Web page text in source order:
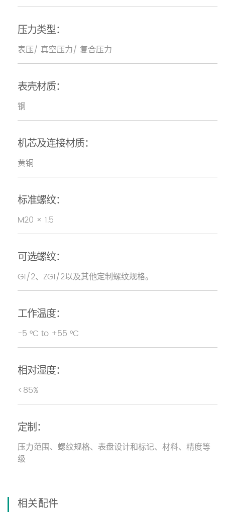
压力类型：
表压/ 真空压力/ 复合压力
表壳材质：
钢
机芯及连接材质：
黄铜
标准螺纹：
M20 × 1.5
可选螺纹：
G1/2、ZG1/2以及其他定制螺纹规格。
工作温度：
−5 °C to +55 °C
相对湿度：
<85%
定制：
压力范围、螺纹规格、表盘设计和标记、材料、精度等
级
相关配件